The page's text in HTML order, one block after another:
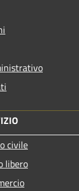
civile
libero